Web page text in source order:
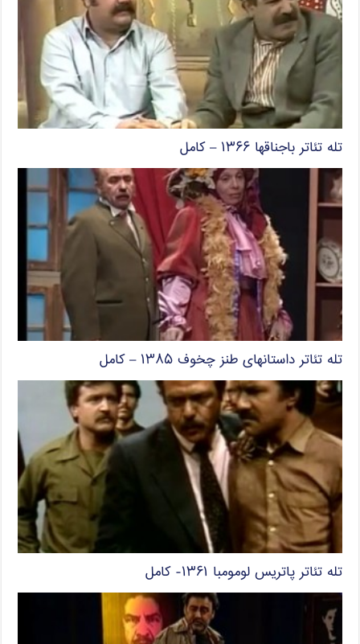
تله تئاتر باجناقها ۱۳۶۶ – کامل
تله تئاتر داستانهای طنز چخوف ۱۳۸۵ – کامل
تله تئاتر پاتریس لومومبا ۱۳۶۱- کامل